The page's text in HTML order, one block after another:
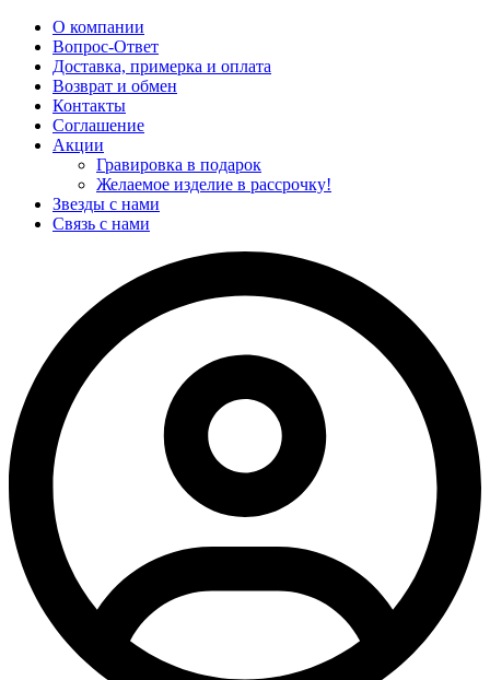
О компании
Вопрос-Ответ
Доставка, примерка и оплата
Возврат и обмен
Контакты
Соглашение
Акции
Гравировка в подарок
Желаемое изделие в рассрочку!
Звезды с нами
Связь с нами